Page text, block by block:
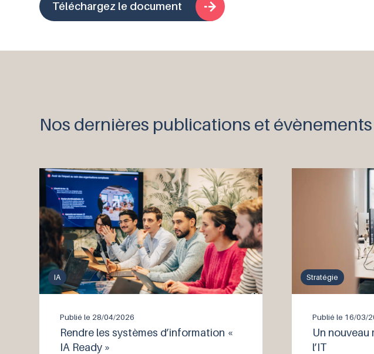
Téléchargez le document
Nos dernières publications et évènements
IA
Publié le 28/04/2026
Rendre les systèmes d’information «
IA Ready »
Stratégie
Publié le 16/03/
Un
l’IT